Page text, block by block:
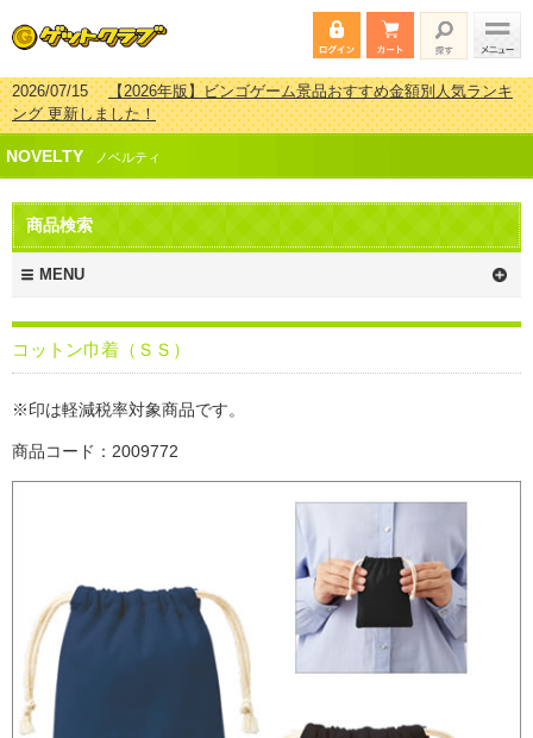
2026/07/15【2026年版】ビンゴゲーム景品おすすめ金額別人気ランキ
ング 更新しました！
2026/04/03【2026年版】ゴルフコンペ景品 3000円未満［2000円～
2999円編］もらってうれしい人気ラ…
2026/02/16【2026年版】結婚式の二次会で貰って嬉しい景品とは？ 更
新しました！
2026/02/03
2999円編］もらってうれしい人気ラ…
NOVELTY ノベルティ
商品検索
MENU
コットン巾着（ＳＳ）
※印は軽減税率対象商品です。
商品コード：2009772